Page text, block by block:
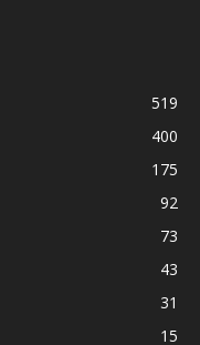
519
400
175
92
73
43
31
15